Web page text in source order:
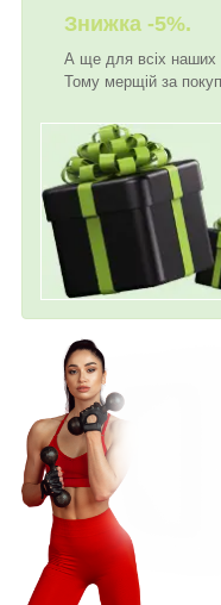
Знижка -5%.
А ще для всіх наших
Тому мерщій за